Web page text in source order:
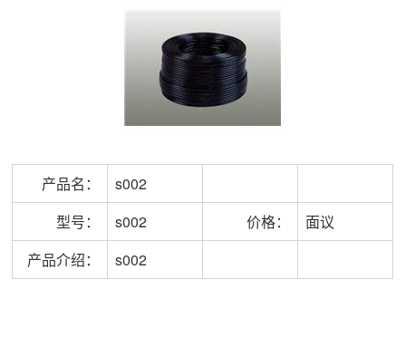
产品名：
s002
型号：
s002 价格：
面议
产品介绍：
s002